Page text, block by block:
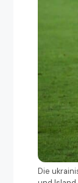
Die